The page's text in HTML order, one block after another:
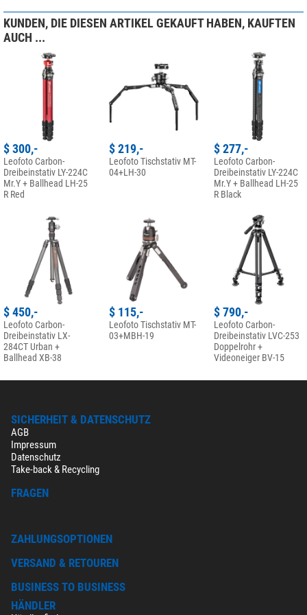
Stativeund lassen Sie sich von den Expertentipps inspirieren, um das
perfekte Stativ zu finden!
KUNDEN, DIE DIESEN ARTIKEL GEKAUFT HABEN, KAUFTEN
AUCH ...
$ 300,-
Leofoto Carbon-
Dreibeinstativ LY-224C
Mr.Y + Ballhead LH-25
R Red
$ 219,-
Leofoto Tischstativ MT-
04+LH-30
$ 277,-
Leofoto Carbon-
Dreibeinstativ LY-224C
Mr.Y + Ballhead LH-25
R Black
$ 450,-
Leofoto Carbon-
Dreibeinstativ LX-
284CT Urban +
Ballhead XB-38
$ 115,-
Leofoto Tischstativ MT-
03+MBH-19
$ 790,-
Leofoto Carbon-
Dreibeinstativ LVC-253
Doppelrohr +
Videoneiger BV-15
SICHERHEIT & DATENSCHUTZ
AGB
Impressum
Datenschutz
Take-back & Recycling
FRAGEN
ZAHLUNGSOPTIONEN
VERSAND & RETOUREN
BUSINESS TO BUSINESS
HÄNDLER